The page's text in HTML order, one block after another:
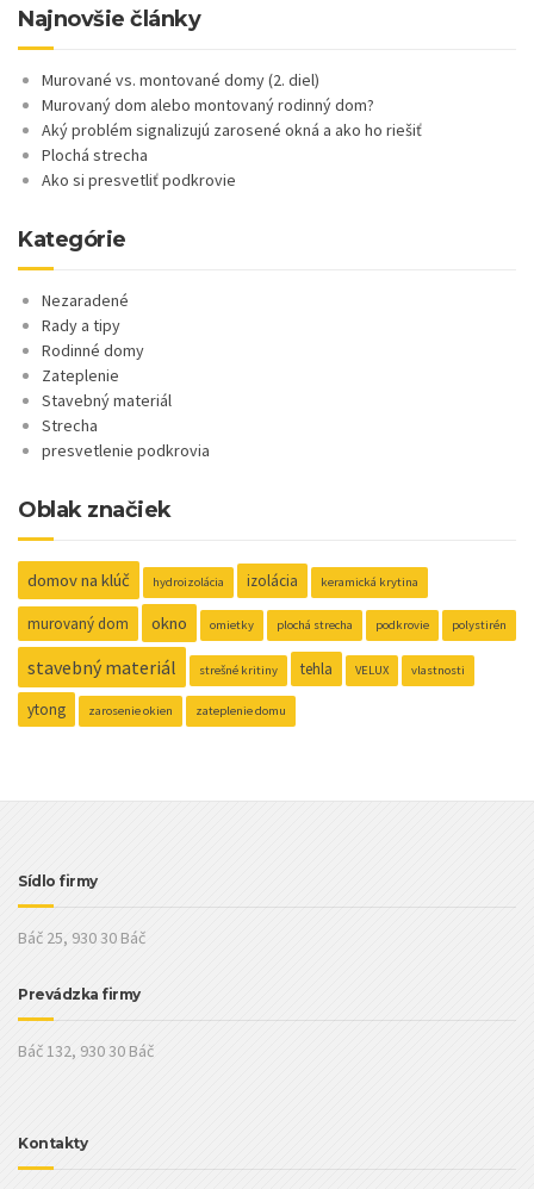
Najnovšie články
Murované vs. montované domy (2. diel)
Murovaný dom alebo montovaný rodinný dom?
Aký problém signalizujú zarosené okná a ako ho riešiť
Plochá strecha
Ako si presvetliť podkrovie
Kategórie
Nezaradené
Rady a tipy
Rodinné domy
Zateplenie
Stavebný materiál
Strecha
presvetlenie podkrovia
Oblak značiek
domov na klúč hydroizolácia izolácia keramická krytina
murovaný dom okno omietky plochá strecha podkrovie polystirén
stavebný materiál strešné kritiny tehla VELUX vlastnosti
ytong zarosenie okien zateplenie domu
Sídlo firmy
Báč 25, 930 30 Báč
Prevádzka firmy
Báč 132, 930 30 Báč
Kontakty